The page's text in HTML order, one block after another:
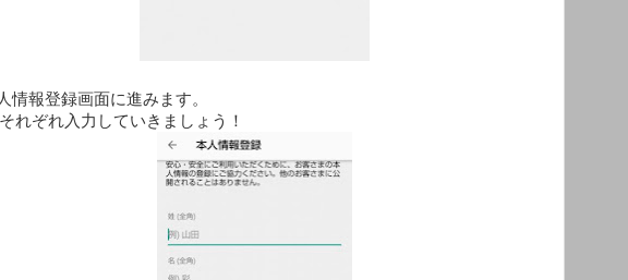
情報登録画面に進みます。
ぞれ入力していきましょう！